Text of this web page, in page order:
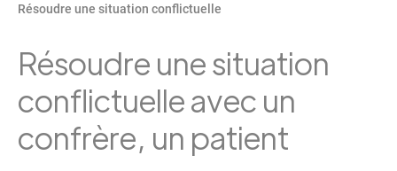
Résoudre une situation conflictuelle
Résoudre une situation
conflictuelle avec un
confrère, un patient